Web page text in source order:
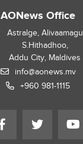
AONews Office
Astralge, Alivaamagu
S.Hithadhoo,
Addu City, Maldives
info@aonews.mv
+960 981-1115